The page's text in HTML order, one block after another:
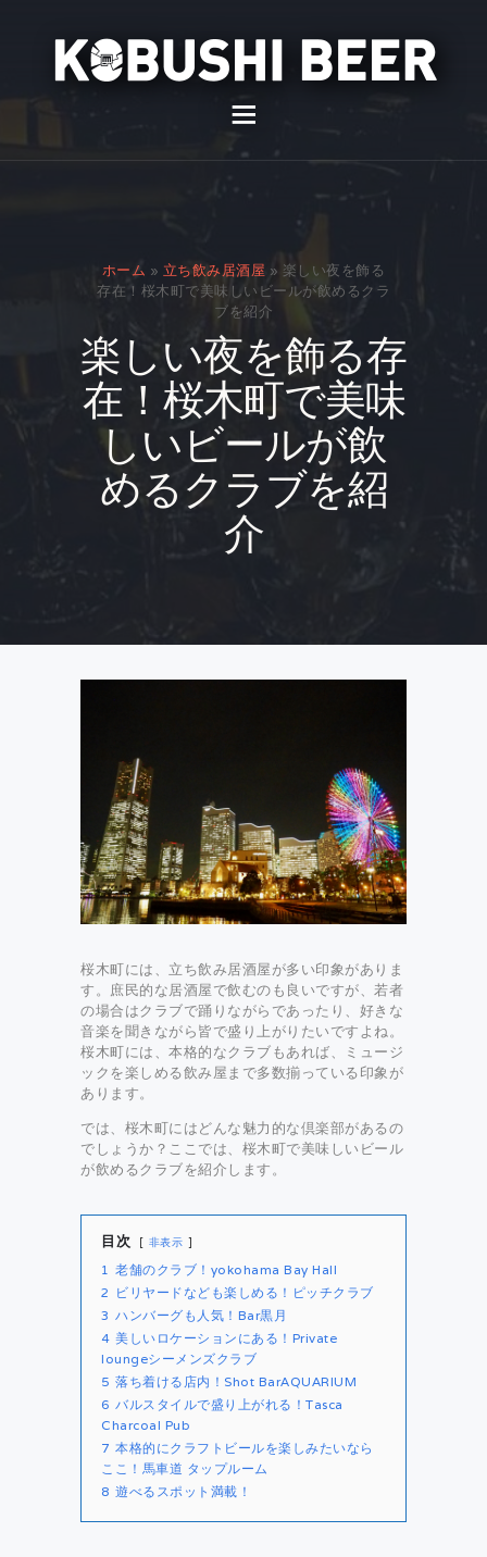
ホーム » 立ち飲み居酒屋 » 楽しい夜を飾る
存在！桜木町で美味しいビールが飲めるクラ
ブを紹介
楽しい夜を飾る存
在！桜木町で美味
しいビールが飲
めるクラブを紹
介
貸切
スタッフ募集
問い合わせ
桜木町には、立ち飲み居酒屋が多い印象がありま
す。庶民的な居酒屋で飲むのも良いですが、若者
の場合はクラブで踊りながらであったり、好きな
音楽を聞きながら皆で盛り上がりたいですよね。
桜木町には、本格的なクラブもあれば、ミュージ
ックを楽しめる飲み屋まで多数揃っている印象が
あります。
では、桜木町にはどんな魅力的な倶楽部があるの
でしょうか？ここでは、桜木町で美味しいビール
が飲めるクラブを紹介します。
目次 非表示
1 老舗のクラブ！yokohama Bay Hall
2 ビリヤードなども楽しめる！ピッチクラブ
3 ハンバーグも人気！Bar黒月
4 美しいロケーションにある！Private
loungeシーメンズクラブ
5 落ち着ける店内！Shot BarAQUARIUM
6 バルスタイルで盛り上がれる！Tasca
Charcoal Pub
7 本格的にクラフトビールを楽しみたいなら
ここ！馬車道 タップルーム
8 遊べるスポット満載！